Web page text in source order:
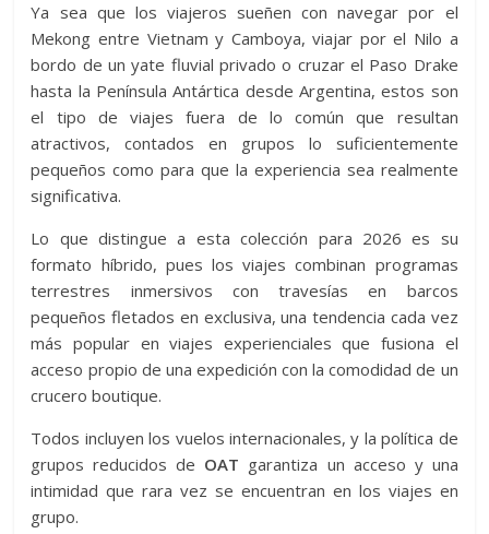
Ya sea que los viajeros sueñen con navegar por el
Mekong entre Vietnam y Camboya, viajar por el Nilo a
bordo de un yate fluvial privado o cruzar el Paso Drake
hasta la Península Antártica desde Argentina, estos son
el tipo de viajes fuera de lo común que resultan
atractivos, contados en grupos lo suficientemente
pequeños como para que la experiencia sea realmente
significativa.
Lo que distingue a esta colección para 2026 es su
formato híbrido, pues los viajes combinan programas
terrestres inmersivos con travesías en barcos
pequeños fletados en exclusiva, una tendencia cada vez
más popular en viajes experienciales que fusiona el
acceso propio de una expedición con la comodidad de un
crucero boutique.
Todos incluyen los vuelos internacionales, y la política de
grupos reducidos de OAT garantiza un acceso y una
intimidad que rara vez se encuentran en los viajes en
grupo.